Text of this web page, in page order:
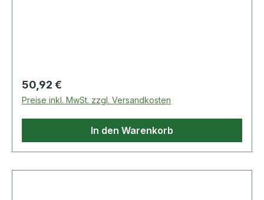
Regulärer Preis:
50,92 €
Preise inkl. MwSt. zzgl. Versandkosten
In den Warenkorb